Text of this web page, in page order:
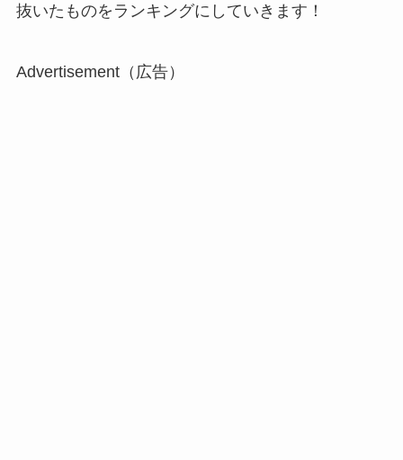
抜いたものをランキングにしていきます！
Advertisement（広告）